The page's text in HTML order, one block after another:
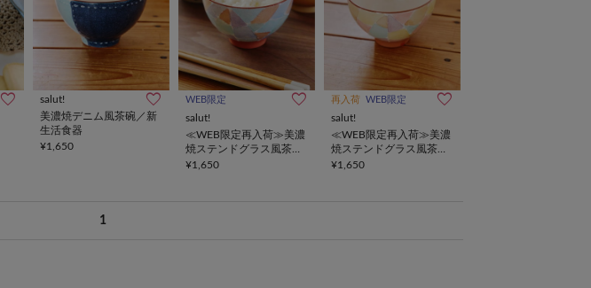
salut!
美濃焼デニム風茶碗／新
生活食器
¥1,650
WEB限定
salut!
≪WEB限定再入荷≫美濃
焼ステンドグラス風茶碗
／新生活食器
¥1,650
再入荷 WEB限定
salut!
≪WEB限定再入荷≫美濃
焼ステンドグラス風茶碗
／新生活食器
¥1,650
1